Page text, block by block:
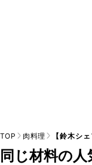
TOP 肉料理 【鈴木シ
同じ材料の